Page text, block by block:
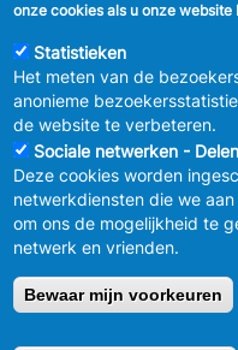
van
onze cookies als u onze website
Statistieken
Het meten van de
anonieme
de website te verbeteren.
Sociale netwerken - Delen
Deze cookies worden
netwerkdiensten die we
om ons de mogelijkheid te
netwerk en vrienden.
Bewaar mijn voorkeuren